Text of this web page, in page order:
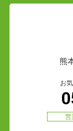
熊
お
営